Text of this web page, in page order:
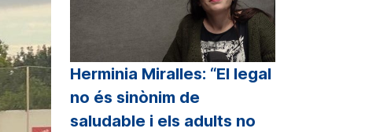
Herminia Miralles: “El legal
no és sinònim de
saludable i els adults no